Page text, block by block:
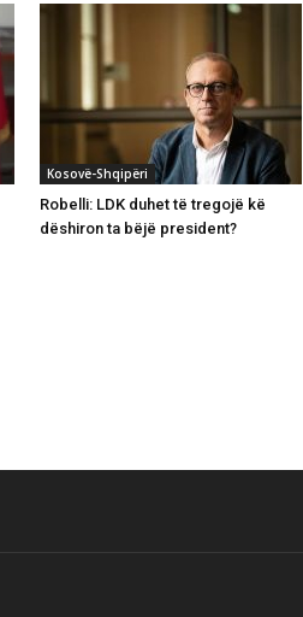
Kosovë-Shqipëri
Robelli: LDK duhet të tregojë kë
dëshiron ta bëjë president?